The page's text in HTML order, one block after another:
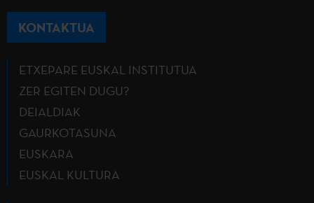
KONTAKTUA
ETXEPARE EUSKAL INSTITUTUA
ZER EGITEN DUGU?
DEIALDIAK
GAURKOTASUNA
EUSKARA
EUSKAL KULTURA